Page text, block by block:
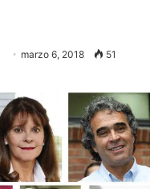
marzo 6, 2018 51